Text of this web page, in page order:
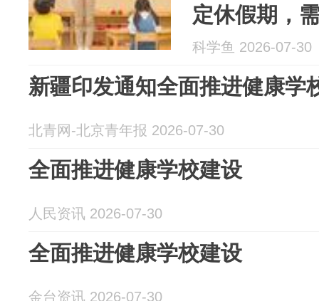
定休假期，
息和培训时
科学鱼 2026-07-30
新疆印发通知全面推进健康学
北青网-北京青年报 2026-07-30
全面推进健康学校建设
人民资讯 2026-07-30
全面推进健康学校建设
金台资讯 2026-07-30